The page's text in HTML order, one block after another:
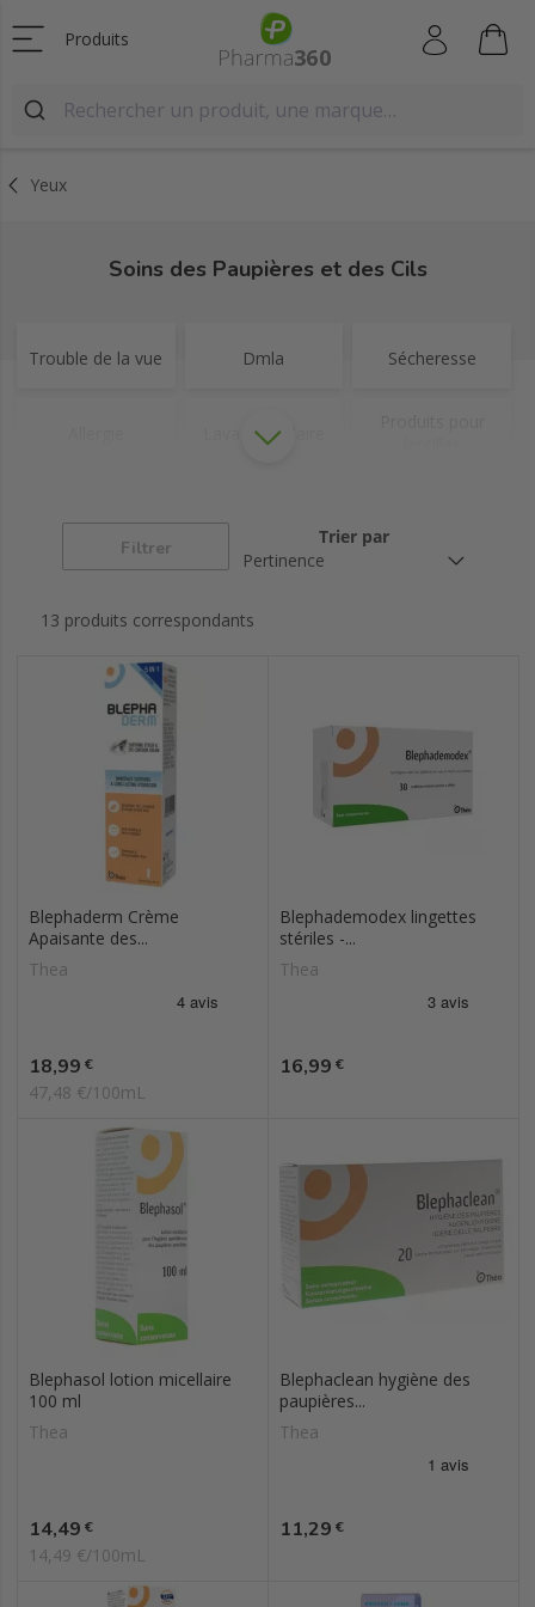
Produits
Yeux
Soins des Paupières et des Cils
Trouble de la vue Dmla Sécheresse
Lavage oculaire
Filtrer
Trier par
13 produits correspondants
Blephaderm Crème
Apaisante des...
Thea
Prix
18,99 €
47,48 €/100mL
Blephademodex lingettes
stériles -...
Thea
Prix
16,99 €
Blephasol lotion micellaire
100 ml
Thea
Prix
14,49 €
14,49 €/100mL
Blephaclean hygiène des
paupières...
Thea
Prix
11,29 €